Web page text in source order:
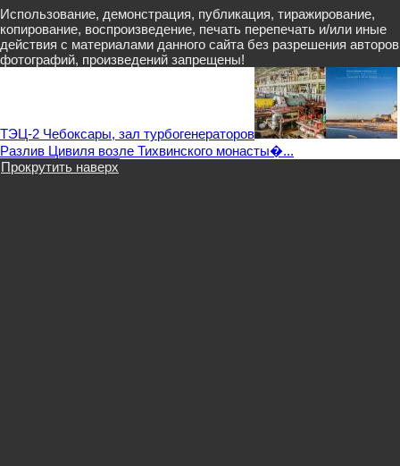
Использование, демонстрация, публикация, тиражирование,
копирование, воспроизведение, печать перепечать и/или иные
действия с материалами данного сайта без разрешения авторов
фотографий, произведений запрещены!
ТЭЦ-2 Чебоксары, зал турбогенераторов
Разлив Цивиля возле Тихвинского монасты�...
Прокрутить наверх